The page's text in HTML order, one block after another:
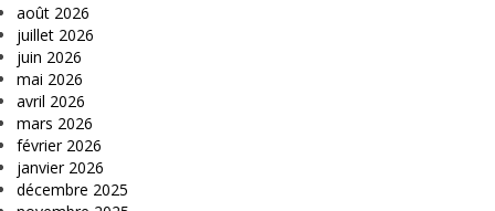
août 2026
juillet 2026
juin 2026
mai 2026
avril 2026
mars 2026
février 2026
janvier 2026
décembre 2025